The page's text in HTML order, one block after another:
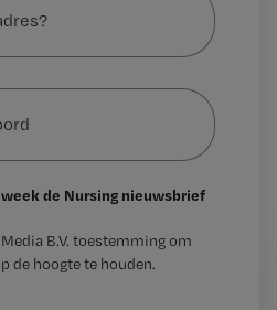
de Nursing nieuwsbrief
B.V. toestemming om
de hoogte te houden.